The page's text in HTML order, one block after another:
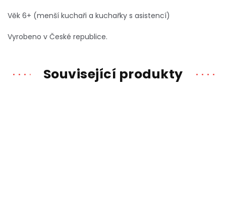
Věk 6+ (menší kuchaři a kuchařky s asistencí)
Vyrobeno v České republice.
Související produkty